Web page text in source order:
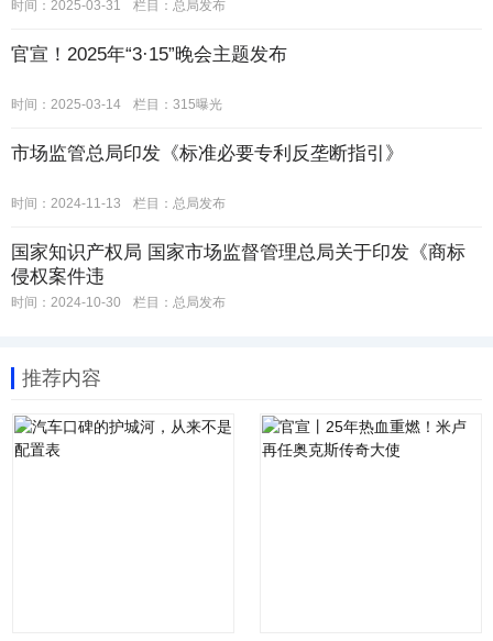
时间：2025-03-31 栏目： 总局发布
官宣！2025年“3·15”晚会主题发布
时间：2025-03-14 栏目： 315曝光
市场监管总局印发《标准必要专利反垄断指引》
时间：2024-11-13 栏目： 总局发布
国家知识产权局 国家市场监督管理总局关于印发《商标
侵权案件违
时间：2024-10-30 栏目： 总局发布
推荐内容